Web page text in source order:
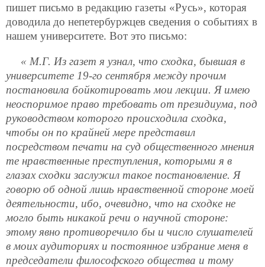
пишет письмо в редакцию газеты «Русь», которая
доводила до непетербуржцев сведения о событиях в
нашем университете. Вот это письмо:
« М.Г. Из газет я узнал, что сходка, бывшая в
университете 19-го сентября между прочим
постановила бойкотировать мои лекции. Я имею
неоспоримое право требовать от президиума, под
руководством которого происходила сходка,
чтобы он по крайней мере представил
посредством печати на суд общественного мнения
те нравственные преступления, которыми я в
глазах сходки заслужил такое постановление. Я
говорю об одной лишь нравственной стороне моей
деятельности, ибо, очевидно, что на сходке не
могло быть никакой речи о научной стороне:
этому явно противоречило бы и число слушателей
в моих аудиториях и постоянное избрание меня в
председатели философского общества и тому